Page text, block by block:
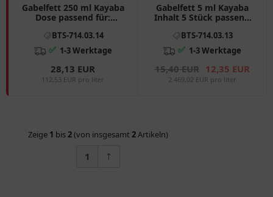
Gabelfett 250 ml Kayaba
Dose passend für:
Kawasaki Z, KX, VN
BTS-714.03.14
✅ 1-3 Werktage
28,13 EUR
112,53 EUR pro liter
Gabelfett 5 ml Kayaba
Inhalt 5 Stück passend
Kawasaki Z, KX, VN
BTS-714.03.13
✅ 1-3 Werktage
15,40 EUR 12,35 EUR
2.469,02 EUR pro liter
Zeige 1 bis2(von insgesamt 2Artikeln)
1